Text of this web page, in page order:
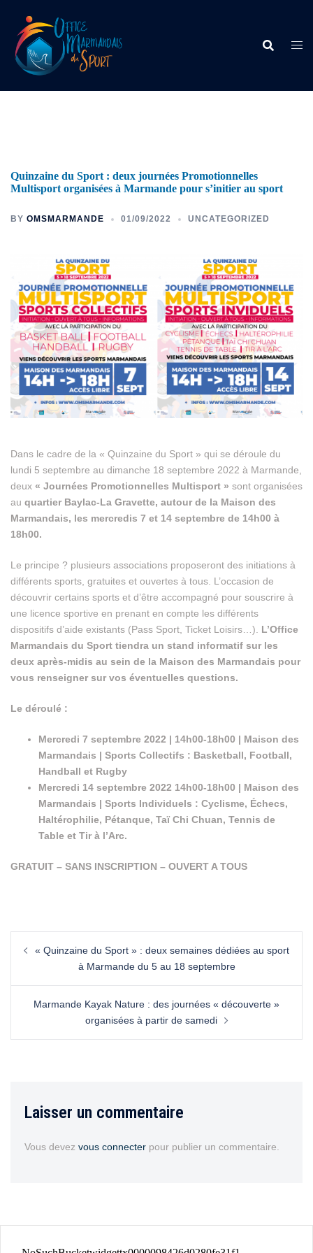
Quinzaine du Sport : deux journées Promotionnelles
Multisport organisées à Marmande pour s’initier au sport
BY OMSMARMANDE 01/09/2022 UNCATEGORIZED
Dans le cadre de la « Quinzaine du Sport » qui se déroule du
lundi 5 septembre au dimanche 18 septembre 2022 à Marmande,
deux « Journées Promotionnelles Multisport » sont organisées
au quartier Baylac-La Gravette, autour de la Maison des
Marmandais, les mercredis 7 et 14 septembre de 14h00 à
18h00.
Le principe ? plusieurs associations proposeront des initiations à
différents sports, gratuites et ouvertes à tous. L’occasion de
découvrir certains sports et d’être accompagné pour souscrire à
une licence sportive en prenant en compte les différents
dispositifs d’aide existants (Pass Sport, Ticket Loisirs…). L’Office
Marmandais du Sport tiendra un stand informatif sur les
deux après-midis au sein de la Maison des Marmandais pour
vous renseigner sur vos éventuelles questions.
Le déroulé :
Mercredi 7 septembre 2022 | 14h00-18h00 | Maison des
Marmandais | Sports Collectifs : Basketball, Football,
Handball et Rugby
Mercredi 14 septembre 2022 14h00-18h00 | Maison des
Marmandais | Sports Individuels : Cyclisme, Échecs,
Haltérophilie, Pétanque, Taï Chi Chuan, Tennis de
Table et Tir à l’Arc.
GRATUIT – SANS INSCRIPTION – OUVERT A TOUS
« Quinzaine du Sport » : deux semaines dédiées au sport
à Marmande du 5 au 18 septembre
Marmande Kayak Nature : des journées « découverte »
organisées à partir de samedi
Laisser un commentaire
Vous devez vous connecter pour publier un commentaire.